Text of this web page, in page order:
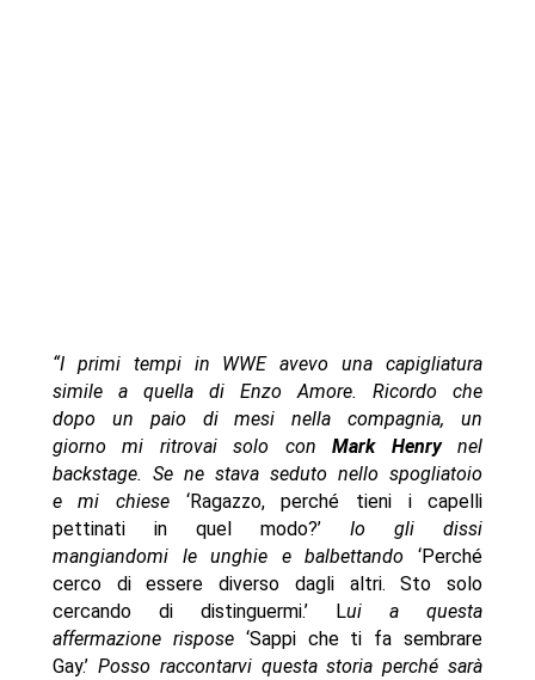
“I primi tempi in WWE avevo una capigliatura
simile a quella di Enzo Amore. Ricordo che
dopo un paio di mesi nella compagnia, un
giorno mi ritrovai solo conMark Henrynel
backstage. Se ne stava seduto nello spogliatoio
e mi chiese ‘Ragazzo, perché tieni i capelli
pettinati in quel modo?’ Io gli dissi
mangiandomi le unghie e balbettando‘Perché
cerco di essere diverso dagli altri. Sto solo
cercando di distinguermi.’ Lui a questa
affermazione rispose ‘Sappi che ti fa sembrare
Gay.’ Posso raccontarvi questa storia perché sarà